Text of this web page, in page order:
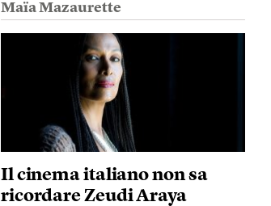
Maïa Mazaurette
Il cinema italiano non sa
ricordare Zeudi Araya